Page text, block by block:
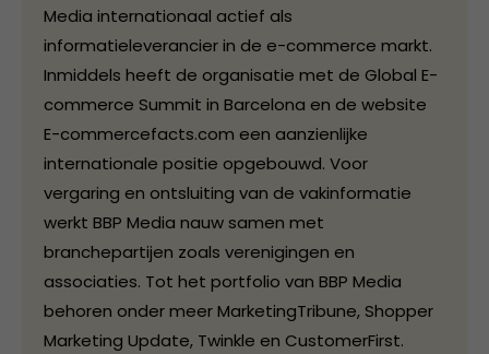
Media internationaal actief als
informatieleverancier in de e-commerce markt.
Inmiddels heeft de organisatie met de Global E-
commerce Summit in Barcelona en de website
E-commercefacts.com een aanzienlijke
internationale positie opgebouwd. Voor
vergaring en ontsluiting van de vakinformatie
werkt BBP Media nauw samen met
branchepartijen zoals verenigingen en
associaties. Tot het portfolio van BBP Media
behoren onder meer MarketingTribune, Shopper
Marketing Update, Twinkle en CustomerFirst.